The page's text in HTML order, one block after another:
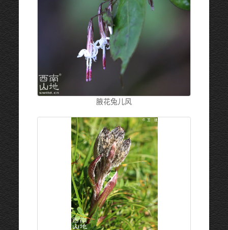
腋花兔儿风